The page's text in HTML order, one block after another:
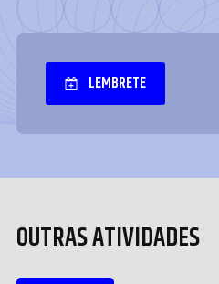
LEMBRETE
OUTRAS ATIVIDADES